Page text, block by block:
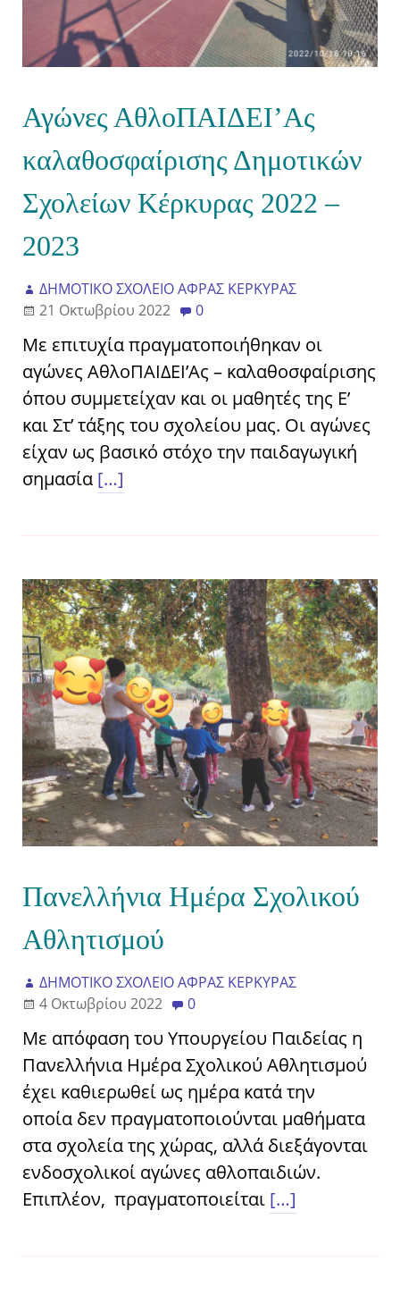
Αγώνες ΑθλοΠΑΙΔΕΙ’Ας
καλαθοσφαίρισης Δημοτικών
Σχολείων Κέρκυρας 2022 –
2023
ΔΗΜΟΤΙΚΟ ΣΧΟΛΕΙΟ ΑΦΡΑΣ ΚΕΡΚΥΡΑΣ
21 Οκτωβρίου 2022
0
Με επιτυχία πραγματοποιήθηκαν οι
αγώνες ΑθλοΠΑΙΔΕΙ’Ας – καλαθοσφαίρισης
όπου συμμετείχαν και οι μαθητές της Ε’
και Στ’ τάξης του σχολείου μας. Οι αγώνες
είχαν ως βασικό στόχο την παιδαγωγική
σημασία […]
Πανελλήνια Ημέρα Σχολικού
Αθλητισμού
ΔΗΜΟΤΙΚΟ ΣΧΟΛΕΙΟ ΑΦΡΑΣ ΚΕΡΚΥΡΑΣ
4 Οκτωβρίου 2022
0
Με απόφαση του Υπουργείου Παιδείας η
Πανελλήνια Ημέρα Σχολικού Αθλητισμού
έχει καθιερωθεί ως ημέρα κατά την
οποία δεν πραγματοποιούνται μαθήματα
στα σχολεία της χώρας, αλλά διεξάγονται
ενδοσχολικοί αγώνες αθλοπαιδιών.
Επιπλέον, πραγματοποιείται […]